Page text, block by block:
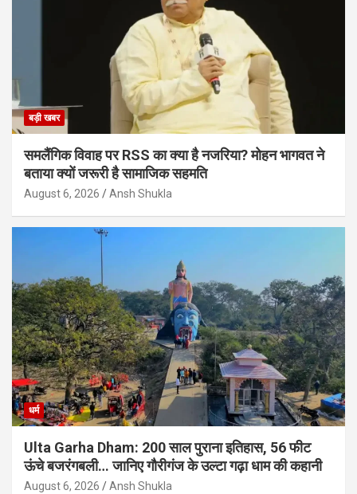
बड़ी खबर
समलैंगिक विवाह पर RSS का क्या है नजरिया? मोहन भागवत ने
बताया क्यों जरूरी है सामाजिक सहमति
August 6, 2026 Ansh Shukla
धर्म
Ulta Garha Dham: 200 साल पुराना इतिहास, 56 फीट
ऊंचे बजरंगबली… जानिए गौरीगंज के उल्टा गढ़ा धाम की कहानी
August 6, 2026 Ansh Shukla